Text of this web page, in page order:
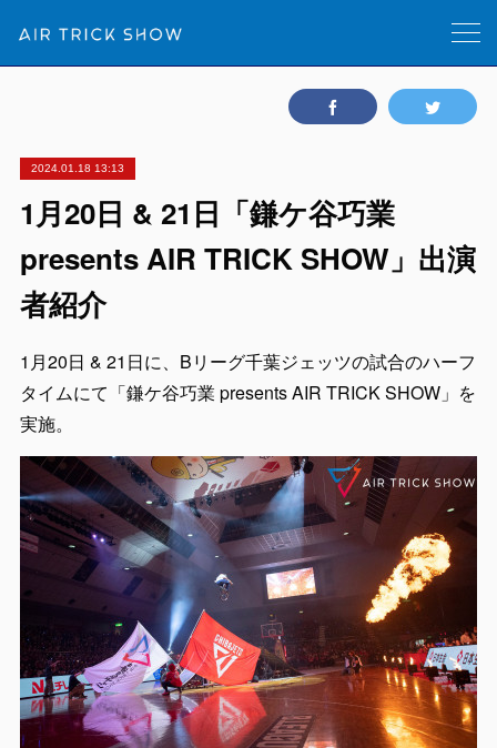
2024.01.18 13:13
1月20日 & 21日「鎌ケ谷巧業
presents AIR TRICK SHOW」出演
者紹介
1月20日 & 21日に、Bリーグ千葉ジェッツの試合のハーフ
タイムにて「鎌ケ谷巧業 presents AIR TRICK SHOW」を
実施。